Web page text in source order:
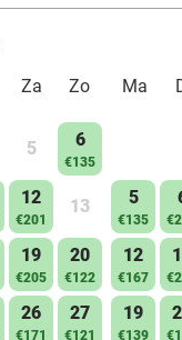
Za Zo
5 6
€135
12
€201
13
19
€205
20
€122
26
€171
27
€121
Ma
5
€135
12
€167
19
€139